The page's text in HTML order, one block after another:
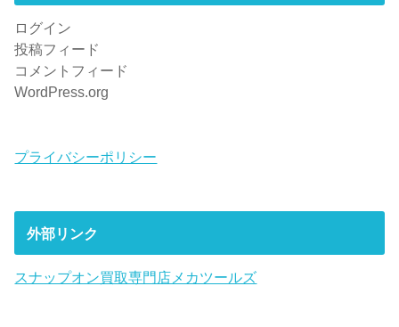
ログイン
投稿フィード
コメントフィード
WordPress.org
プライバシーポリシー
外部リンク
スナップオン買取専門店メカツールズ